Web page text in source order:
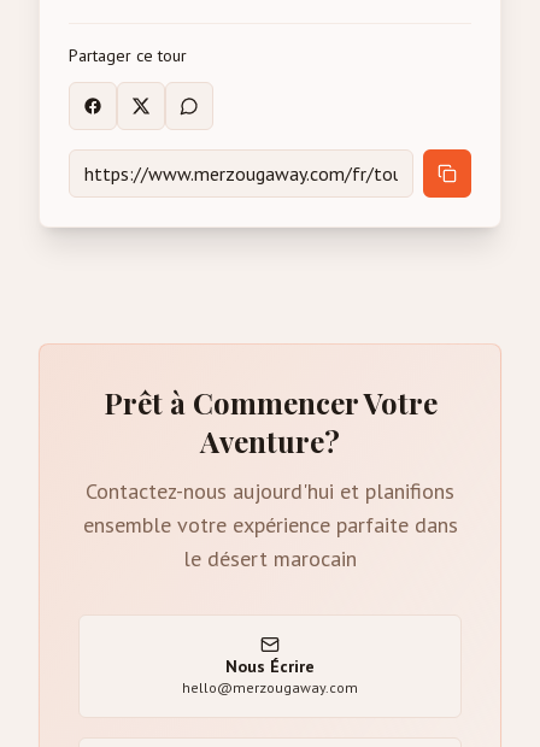
Partager ce tour
Prêt à Commencer Votre
Aventure?
Contactez-nous aujourd'hui et planifions
ensemble votre expérience parfaite dans
le désert marocain
Nous Écrire
hello@merzougaway.com